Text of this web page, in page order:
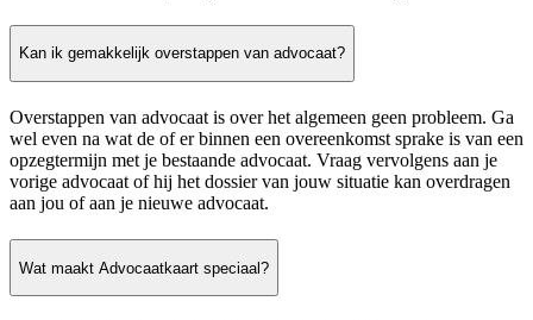
Kan ik gemakkelijk overstappen van advocaat?
Overstappen van advocaat is over het algemeen geen probleem. Ga
wel even na wat de of er binnen een overeenkomst sprake is van een
opzegtermijn met je bestaande advocaat. Vraag vervolgens aan je
vorige advocaat of hij het dossier van jouw situatie kan overdragen
aan jou of aan je nieuwe advocaat.
Wat maakt Advocaatkaart speciaal?